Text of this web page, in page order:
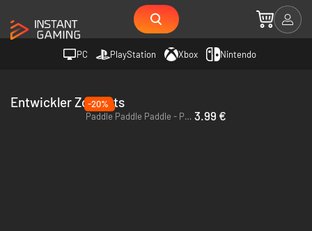
PC PlayStation Xbox Nintendo
Entwickler Zoroarts
-20%
Paddle Paddle Paddle - PC (Steam) 3.99 €